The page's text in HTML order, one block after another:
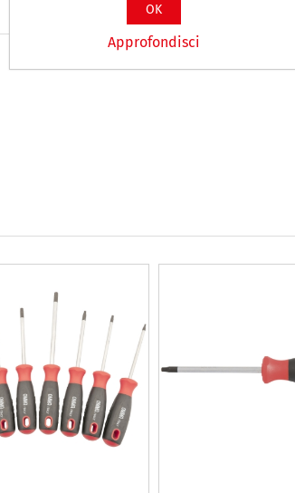
OK
Approfondisci